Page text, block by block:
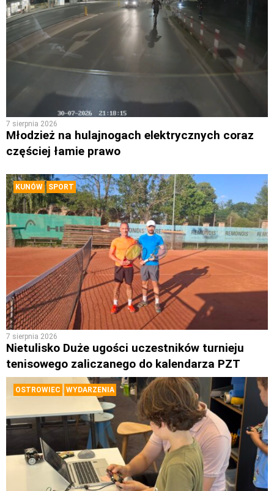
7 sierpnia 2026
Młodzież na hulajnogach elektrycznych coraz
częściej łamie prawo
KUNÓW SPORT
7 sierpnia 2026
Nietulisko Duże ugości uczestników turnieju
tenisowego zaliczanego do kalendarza PZT
OSTROWIEC WYDARZENIA